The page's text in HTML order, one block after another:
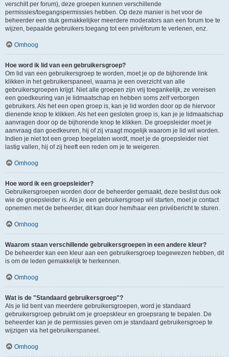
verschilt per forum), deze groepen kunnen verschillende
permissies/toegangspermissies hebben. Op deze manier is het voor de
beheerder een stuk gemakkelijker meerdere moderators aan een forum toe te
wijzen, bepaalde gebruikers toegang tot een privéforum te verlenen, enz.
Omhoog
Hoe word ik lid van een gebruikersgroep?
Om lid van een gebruikersgroep te worden, moet je op de bijhorende link
klikken in het gebruikerspaneel, waarna je een overzicht van alle
gebruikersgroepen krijgt. Niet alle groepen zijn vrij toegankelijk, ze vereisen
een goedkeuring van je lidmaatschap en hebben soms zelf verborgen
gebruikers. Als het een open groep is, kan je lid worden door op de hiervoor
dienende knop te klikken. Als het een gesloten groep is, kan je je lidmaatschap
aanvragen door op de bijhorende knop te klikken. De groepsleider moet je
aanvraag dan goedkeuren, hij of zij vraagt mogelijk waarom je lid wil worden.
Indien je niet tot een groep toegelaten wordt, moet je de groepsleider niet
lastig vallen, hij of zij heeft een reden om je te weigeren.
Omhoog
Hoe word ik een groepsleider?
Gebruikersgroepen worden door de beheerder gemaakt, deze beslist dus ook
wie de groepsleider is. Als je een gebruikersgroep wil starten, moet je contact
opnemen met de beheerder, dit kan door hem/haar een privébericht te sturen.
Omhoog
Waarom staan verschillende gebruikersgroepen in een andere kleur?
De beheerder kan een kleur aan een gebruikersgroep toegewezen hebben, dit
is om de leden gemakkelijk te herkennen.
Omhoog
Wat is de "Standaard gebruikersgroep"?
Als je lid bent van meerdere gebruikersgroepen, word je standaard
gebruikersgroep gebruikt om je groepskleur en groepsrang te bepalen. De
beheerder kan je de permissies geven om je standaard gebruikersgroep te
wijzigen via het gebruikerspaneel.
Omhoog